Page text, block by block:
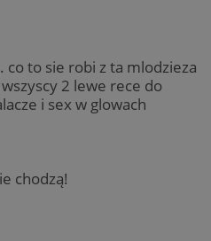
co to sie robi z ta mlodzieza
2 lewe rece do
i sex w glowach
chodzą!